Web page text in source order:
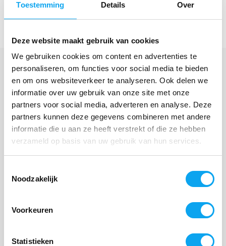
Toestemming Details Over
Deze website maakt gebruik van cookies
We gebruiken cookies om content en advertenties te
personaliseren, om functies voor social media te bieden
en om ons websiteverkeer te analyseren. Ook delen we
informatie over uw gebruik van onze site met onze
partners voor social media, adverteren en analyse. Deze
partners kunnen deze gegevens combineren met andere
informatie die u aan ze heeft verstrekt of die ze hebben
verzameld op basis van uw gebruik van hun services.
Noodzakelijk
Voorkeuren
Statistieken
bevestiging goed aan op het frame en vormt de rugband
een praktische aanvulling op uw rollator.
Veelgestelde vragen over de verstelbare
rugband voor MultiMotion Curve rollator
Voor welke rollator is deze verstelbare rugband
geschikt?
Is de rugband van de MultiMotion Curve rollator
verstelbaar?
Hoe monteer ik de rugband op de MultiMotion